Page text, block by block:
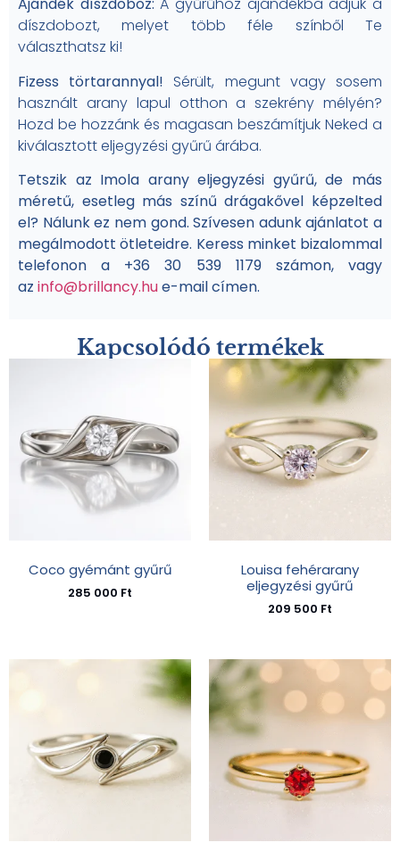
Ajándék díszdoboz:A gyűrűhöz ajándékba adjuk a
díszdobozt, melyet több féle színből Te
választhatsz ki!
Fizess törtarannyal! Sérült, megunt vagy sosem
használt arany lapul otthon a szekrény mélyén?
Hozd be hozzánk és magasan beszámítjuk Neked a
kiválasztott eljegyzési gyűrű árába.
Tetszik az Imola arany eljegyzési gyűrű, de más
méretű, esetleg más színű drágakővel képzelted
el? Nálunk ez nem gond. Szívesen adunk ajánlatot a
megálmodott ötleteidre. Keress minket bizalommal
telefonon a +36 30 539 1179 számon, vagy
az info@brillancy.hue-mail címen.
Kapcsolódó termékek
Coco gyémánt gyűrű
285 000 Ft
Louisa fehérarany
eljegyzési gyűrű
209 500 Ft